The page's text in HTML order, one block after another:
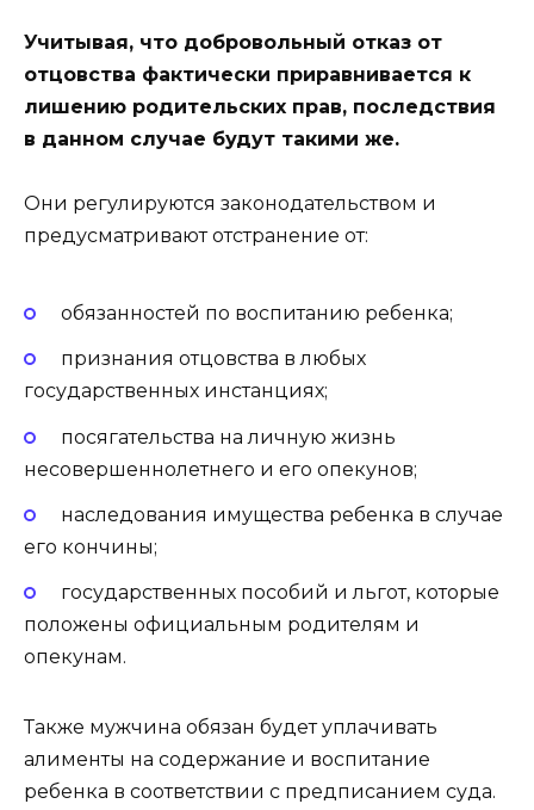
Учитывая, что добровольный отказ от
отцовства фактически приравнивается к
лишению родительских прав, последствия
в данном случае будут такими же.
Они регулируются законодательством и
предусматривают отстранение от:
обязанностей по воспитанию ребенка;
признания отцовства в любых
государственных инстанциях;
посягательства на личную жизнь
несовершеннолетнего и его опекунов;
наследования имущества ребенка в случае
его кончины;
государственных пособий и льгот, которые
положены официальным родителям и
опекунам.
Также мужчина обязан будет уплачивать
алименты на содержание и воспитание
ребенка в соответствии с предписанием суда.